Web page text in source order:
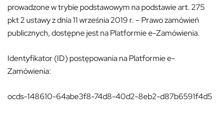
prowadzone w trybie podstawowym na podstawie art. 275
pkt 2 ustawy z dnia 11 września 2019 r. – Prawo zamówień
publicznych, dostępne jest na Platformie e-Zamówienia.
Identyfikator (ID) postępowania na Platformie e-
Zamówienia:
ocds-148610-64abe3f8-74d8-40d2-8eb2-d87b6591f4d5